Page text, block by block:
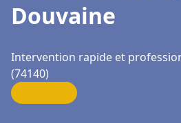
Douvaine
Intervention rapide et
(74140)